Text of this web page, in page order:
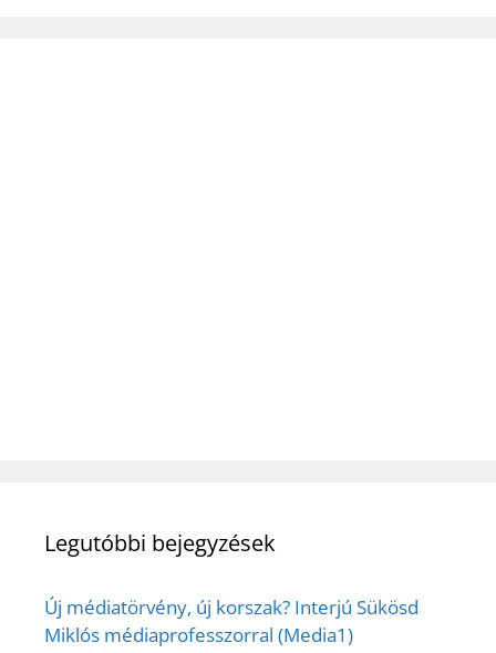
Legutóbbi bejegyzések
Új médiatörvény, új korszak? Interjú Sükösd
Miklós médiaprofesszorral (Media1)